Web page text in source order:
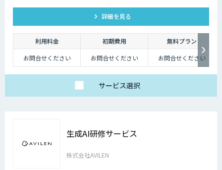
詳細を見る
利用料金 初期費用
無料プラン
お問合せください
お問合せください お問合せください
サービス選択
生成AI研修サービス
株式会社AVILEN